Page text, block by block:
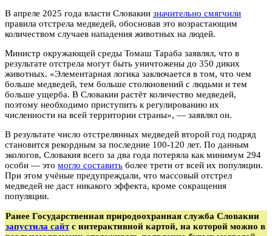
В апреле 2025 года власти Словакии значительно смягчили
правила отстрела медведей, обосновав это возрастающим
количеством случаев нападения животных на людей.
Министр окружающей среды Томаш Тараба заявлял, что в
результате отстрела могут быть уничтожены до 350 диких
животных. «Элементарная логика заключается в том, что чем
больше медведей, тем больше столкновений с людьми и тем
больше ущерба. В Словакии растёт количество медведей,
поэтому необходимо приступить к регулированию их
численности на всей территории страны», — заявлял он.
В результате число отстрелянных медведей второй год подряд
становится рекордным за последние 100-120 лет. По данным
экологов, Словакия всего за два года потеряла как минимум 294
особи — это могло составить более трети от всей их популяции.
При этом учёные предупреждали, что массовый отстрел
медведей не даст никакого эффекта, кроме сокращения
популяции.
Ранее Государственная природоохранная служба Словакии
запустила сайтс интерактивной картой, на которой можно в